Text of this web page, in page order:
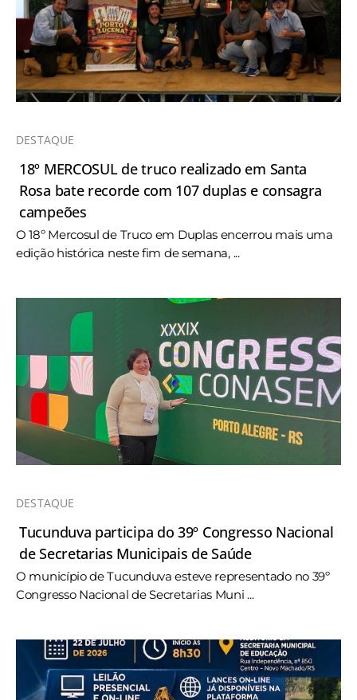
DESTAQUE
18º MERCOSUL de truco realizado em Santa
Rosa bate recorde com 107 duplas e consagra
campeões
O 18º Mercosul de Truco em Duplas encerrou mais uma
edição histórica neste fim de semana, ...
DESTAQUE
Tucunduva participa do 39º Congresso Nacional
de Secretarias Municipais de Saúde
O município de Tucunduva esteve representado no 39º
Congresso Nacional de Secretarias Muni ...